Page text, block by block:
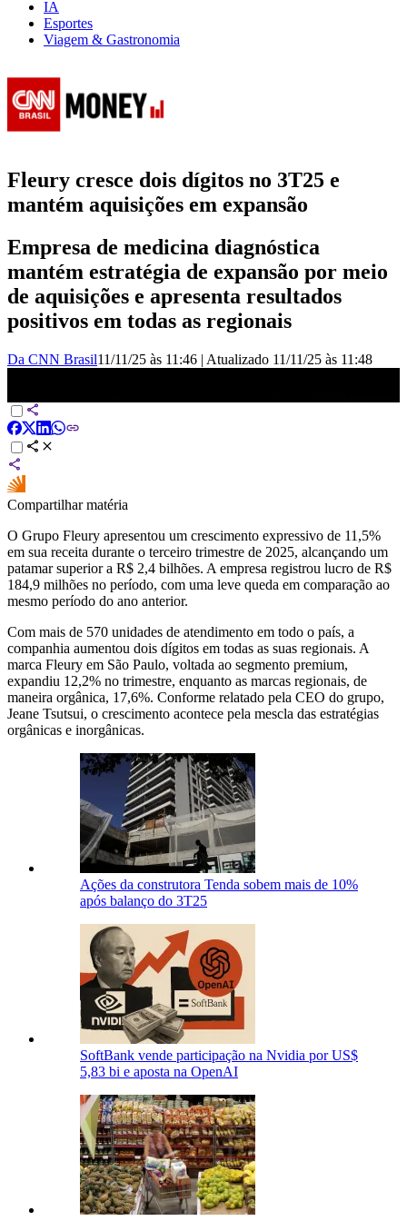
IA
Esportes
Viagem & Gastronomia
Fleury cresce dois dígitos no 3T25 e
mantém aquisições em expansão
Empresa de medicina diagnóstica
mantém estratégia de expansão por meio
de aquisições e apresenta resultados
positivos em todas as regionais
Da CNN Brasil11/11/25 às 11:46 | Atualizado 11/11/25 às 11:48
Compartilhar matéria
O Grupo Fleury apresentou um crescimento expressivo de 11,5%
em sua receita durante o terceiro trimestre de 2025, alcançando um
patamar superior a R$ 2,4 bilhões. A empresa registrou lucro de R$
184,9 milhões no período, com uma leve queda em comparação ao
mesmo período do ano anterior.
Com mais de 570 unidades de atendimento em todo o país, a
companhia aumentou dois dígitos em todas as suas regionais. A
marca Fleury em São Paulo, voltada ao segmento premium,
expandiu 12,2% no trimestre, enquanto as marcas regionais, de
maneira orgânica, 17,6%. Conforme relatado pela CEO do grupo,
Jeane Tsutsui, o crescimento acontece pela mescla das estratégias
orgânicas e inorgânicas.
Ações da construtora Tenda sobem mais de 10%
após balanço do 3T25
SoftBank vende participação na Nvidia por US$
5,83 bi e aposta na OpenAI